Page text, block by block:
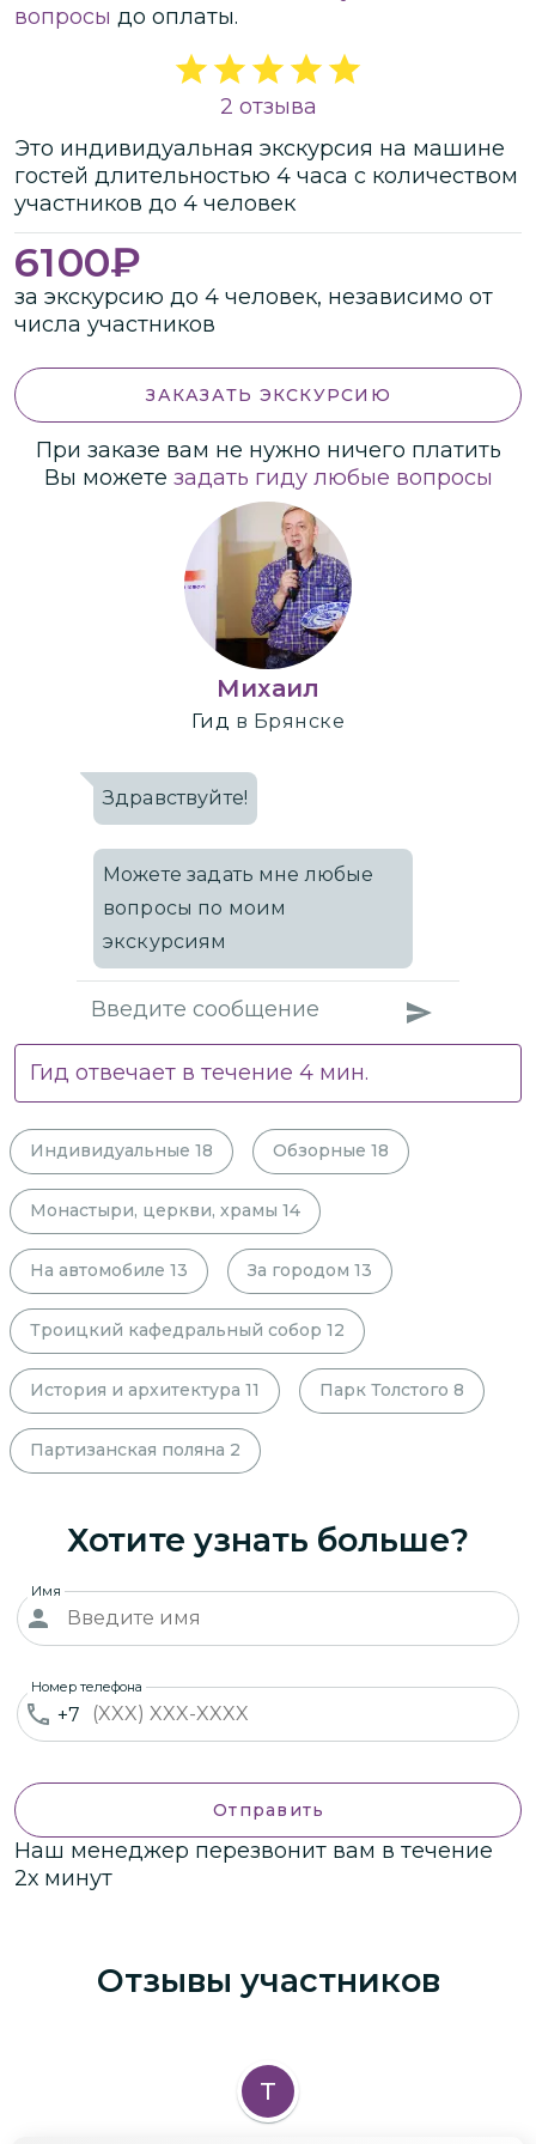
вопросы до оплаты.
2 отзыва
Это индивидуальная экскурсия на машине
гостей длительностью 4 часа с количеством
участников до 4 человек
6100₽
за экскурсию до 4 человек, независимо от
числа участников
ЗАКАЗАТЬ ЭКСКУРСИЮ
При заказе вам не нужно ничего платить
Вы можете задать гиду любые вопросы
Михаил
Гид в Брянске
Здравствуйте!
Можете задать мне любые
вопросы по моим
экскурсиям
Гид отвечает в течение 4 мин.
Индивидуальные 18 Обзорные 18
Монастыри, церкви, храмы 14
На автомобиле 13 За городом 13
Троицкий кафедральный собор 12
История и архитектура 11 Парк Толстого 8
Партизанская поляна 2
Хотите узнать больше?
Имя
+7
Номер телефона
Отправить
Наш менеджер перезвонит вам в течение
2х минут
Отзывы участников
Т